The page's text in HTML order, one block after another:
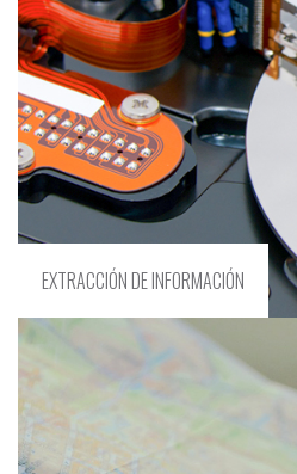
EXTRACCIÓN DE INFORMACIÓN